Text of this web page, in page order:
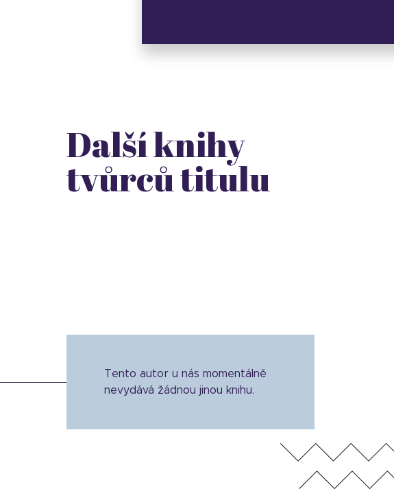
Další knihy
tvůrců titulu
Tento autor u nás momentálně
nevydává žádnou jinou knihu.